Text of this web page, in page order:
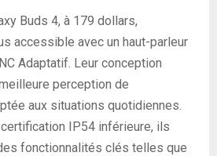
Buds 4, à 179 dollars,
accessible avec un haut-parleur
Adaptatif. Leur conception
perception de
aux situations quotidiennes.
certification IP54 inférieure, ils
fonctionnalités clés telles que